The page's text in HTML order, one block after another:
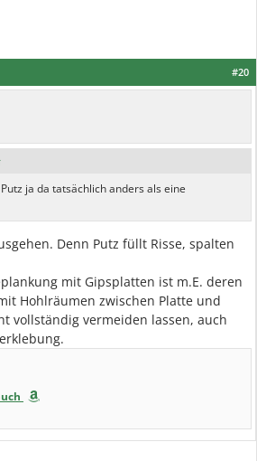
#20
ja da tatsächlich anders als eine
Denn Putz füllt Risse, spalten
mit Gipsplatten ist m.E. deren
Hohlräumen zwischen Platte und
vollständig vermeiden lassen, auch